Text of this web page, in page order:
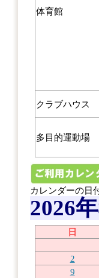
体育館
クラブハウス
多目的運動場
カレンダーの日
2026
日
2
9